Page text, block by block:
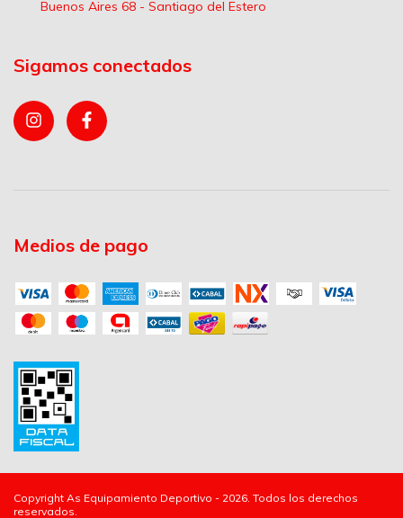
Buenos Aires 68 - Santiago del Estero
Sigamos conectados
Medios de pago
Copyright As Equipamiento Deportivo - 2026. Todos los derechos
reservados.